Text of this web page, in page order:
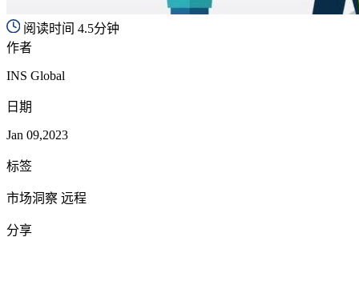
阅读时间 4.5分钟
作者
INS Global
日期
Jan 09,2023
标签
市场洞察 远程
分享